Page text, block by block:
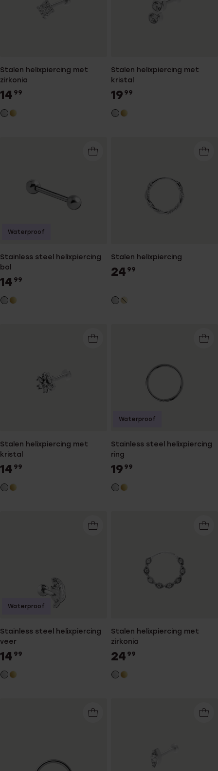
Stalen helixpiercing met
zirkonia
14 99
Stalen helixpiercing met
kristal
19 99
Stainless steel helixpiercing
bol
14 99
Waterproof
Stalen helixpiercing
24 99
Stalen helixpiercing met
kristal
14 99
Stainless steel helixpiercing
ring
19 99
Waterproof
Stainless steel helixpiercing
veer
14 99
Waterproof
Stalen helixpiercing met
zirkonia
24 99